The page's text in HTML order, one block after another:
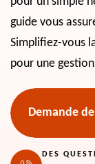
guide vous
Simplifiez-vous
pour une
Demande
DES